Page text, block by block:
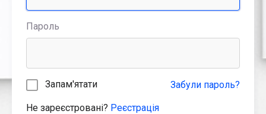
Пароль
Запам'ятати Забули пароль?
Не зареєстровані? Реєстрація